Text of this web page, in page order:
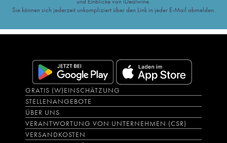
Sie können sich jederzeit unkompliziert über den Link in jeder E-Mail abmelden.
GRATIS (W)EINSCHÄTZUNG
STELLENANGEBOTE
ÜBER UNS
VERANTWORTUNG VON UNTERNEHMEN (CSR)
VERSANDKOSTEN